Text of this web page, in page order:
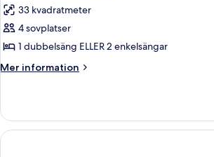
foton
för
Family
room
33 kvadratmeter
4 sovplatser
1 dubbelsäng ELLER 2 enkelsängar
Mer information
Mer
room
standard